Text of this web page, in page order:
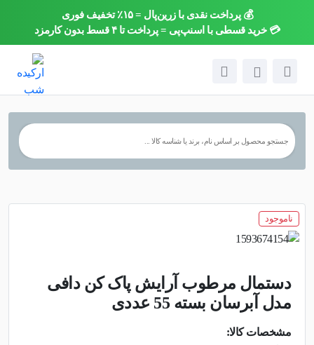
💰 پرداخت نقدی با زرین‌پال = ۱۵٪ تخفیف فوری
💳 خرید قسطی با اسنپ‌پی = پرداخت تا ۴ قسط بدون کارمزد×
ناموجود
دستمال مرطوب آرایش پاک کن دافی
مدل آبرسان بسته 55 عددی
مشخصات کالا: